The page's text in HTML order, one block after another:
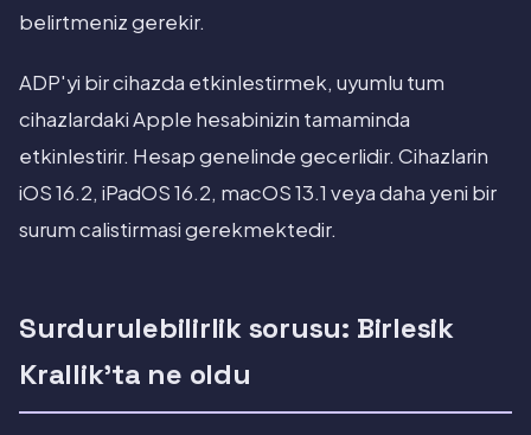
belirtmeniz gerekir.
ADP'yi bir cihazda etkinlestirmek, uyumlu tum
cihazlardaki Apple hesabinizin tamaminda
etkinlestirir. Hesap genelinde gecerlidir. Cihazlarin
iOS 16.2, iPadOS 16.2, macOS 13.1 veya daha yeni bir
surum calistirmasi gerekmektedir.
Surdurulebilirlik sorusu: Birlesik
Krallik'ta ne oldu